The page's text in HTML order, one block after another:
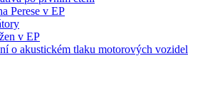
Perese v EP
v EP
o akustickém tlaku motorových vozidel